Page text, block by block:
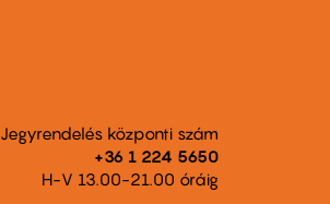
Jegyrendelés központi szám
+36 1 224 5650
H-V 13.00-21.00 óráig